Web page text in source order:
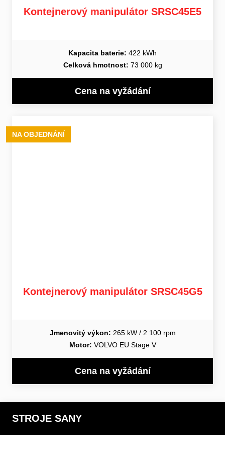
Kontejnerový manipulátor SRSC45E5
Kapacita baterie: 422 kWh
Celková hmotnost: 73 000 kg
Cena na vyžádání
NA OBJEDNÁNÍ
Kontejnerový manipulátor SRSC45G5
Jmenovitý výkon: 265 kW / 2 100 rpm
Motor: VOLVO EU Stage V
Cena na vyžádání
STROJE SANY